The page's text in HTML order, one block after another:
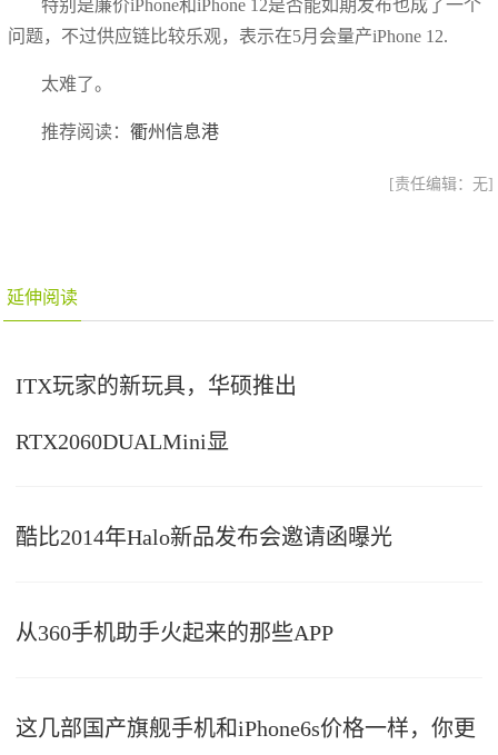
特别是廉价iPhone和iPhone 12是否能如期发布也成了一个
问题，不过供应链比较乐观，表示在5月会量产iPhone 12.
太难了。
推荐阅读：衢州信息港
[责任编辑：无]
延伸阅读
ITX玩家的新玩具，华硕推出
RTX2060DUALMini显
酷比2014年Halo新品发布会邀请函曝光
从360手机助手火起来的那些APP
这几部国产旗舰手机和iPhone6s价格一样，你更